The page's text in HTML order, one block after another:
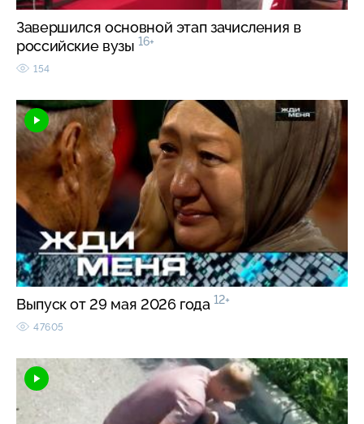
Завершился основной этап зачисления в
российские вузы 16+
154
Выпуск от 29 мая 2026 года 12+
47605